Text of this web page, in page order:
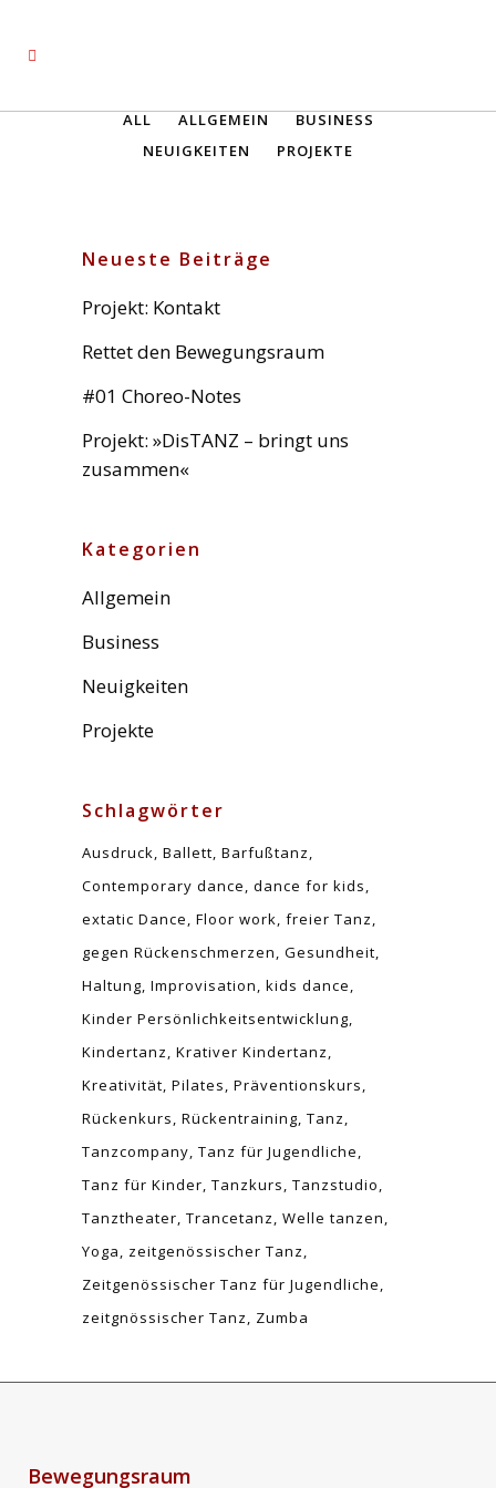
ALL ALLGEMEIN
BUSINESS
NEUIGKEITEN
PROJEKTE
Neueste Beiträge
Projekt: Kontakt
Rettet den Bewegungsraum
#01 Choreo-Notes
Projekt: »DisTANZ – bringt uns
zusammen«
Kategorien
Allgemein
Business
Neuigkeiten
Projekte
Schlagwörter
Ausdruck Ballett Barfußtanz
Contemporary dance dance for kids
extatic Dance Floor work freier Tanz
gegen Rückenschmerzen Gesundheit
Haltung Improvisation kids dance
Kinder Persönlichkeitsentwicklung
Kindertanz Krativer Kindertanz
Kreativität Pilates Präventionskurs
Rückenkurs Rückentraining Tanz
Tanzcompany Tanz für Jugendliche
Tanz für Kinder Tanzkurs Tanzstudio
Tanztheater Trancetanz Welle tanzen
Yoga
zeitgenössischer Tanz
Zeitgenössischer Tanz für Jugendliche
zeitgnössischer Tanz
Zumba
Bewegungsraum